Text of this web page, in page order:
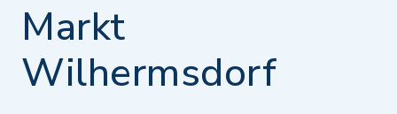
Markt
Wilhermsdorf